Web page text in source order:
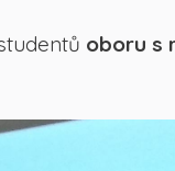
oboru s